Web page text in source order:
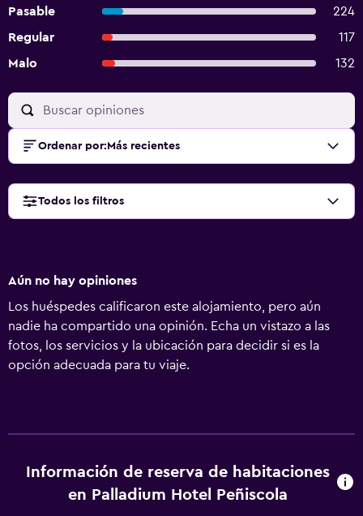
Pasable
224
Regular
117
Malo
132
Ordenar por: Más recientes
Todos los filtros
Aún no hay opiniones
Los huéspedes calificaron este alojamiento, pero aún
nadie ha compartido una opinión. Echa un vistazo a las
fotos, los servicios y la ubicación para decidir si es la
opción adecuada para tu viaje.
Información de reserva de habitaciones
en Palladium Hotel Peñiscola